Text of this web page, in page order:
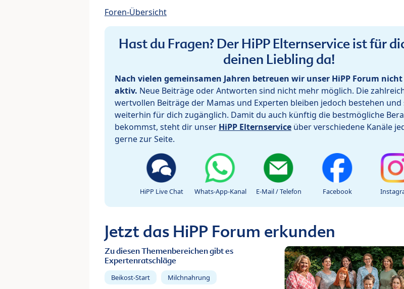
Foren-Übersicht
Hast du Fragen? Der HiPP Elternservice ist für
deinen Liebling da!
Nach vielen gemeinsamen Jahren betreuen wir unser HiPP Forum
aktiv. Neue Beiträge oder Antworten sind nicht mehr möglich. Die
wertvollen Beiträge der Mamas und Experten bleiben jedoch bestehen und
weiterhin für dich zugänglich. Damit du auch künftig die bestmögliche
bekommst, steht dir unser HiPP Elternservice über verschiedene Kanäle
gerne zur Seite.
HiPP Live Chat Whats-App-Kanal E-Mail / Telefon Facebook
Jetzt das HiPP Forum erkunden
Zu diesen Themenbereichen gibt es
Expertenratschläge
Beikost-Start Milchnahrung